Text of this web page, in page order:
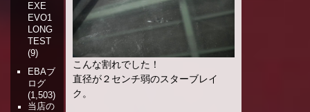
こんな割れでした！
直径が２センチ弱のスターブレイ
ク。
EXE
EVO1
LONG
TEST
(9)
EBAブ
ログ
(1,503)
当店の